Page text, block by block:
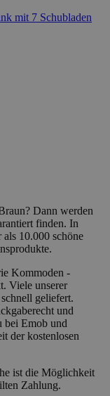
mit 7 Schubladen
Dann werden
finden. In
10.000 schöne
Kommoden -
Viele unserer
geliefert.
und
bei Emob und
der kostenlosen
ist die Möglichkeit
Zahlung.